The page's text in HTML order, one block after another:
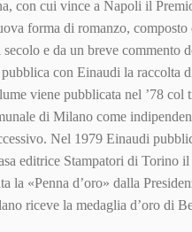
con cui vince a Napoli il
forma di romanzo, composto
e da un breve commento
con Einaudi la raccolta
viene pubblicata nel ’78
di Milano come
Nel 1979 Einaudi
editrice Stampatori di Torino
la «Penna d’oro» dalla
riceve la medaglia d’oro di